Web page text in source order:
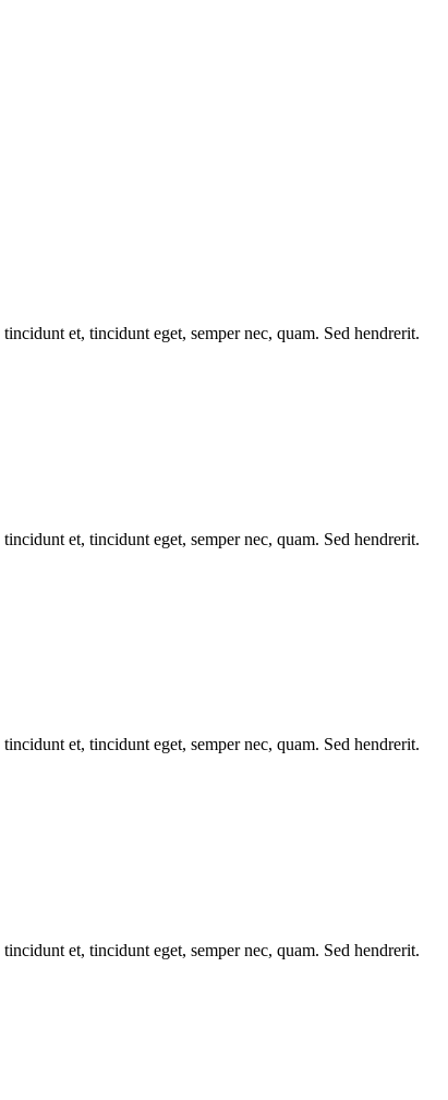
et, tincidunt eget, semper nec, quam. Sed hendrerit.
et, tincidunt eget, semper nec, quam. Sed hendrerit.
et, tincidunt eget, semper nec, quam. Sed hendrerit.
et, tincidunt eget, semper nec, quam. Sed hendrerit.